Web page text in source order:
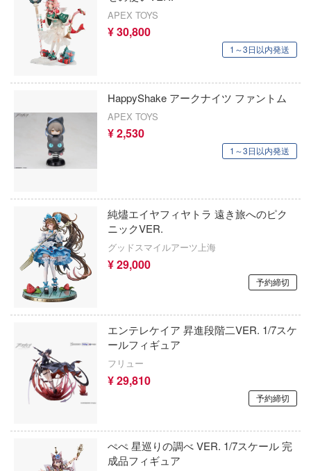
APEX TOYS
¥ 30,800
1～3日以内発送
HappyShake アークナイツ ファントム
APEX TOYS
¥ 2,530
1～3日以内発送
純燼エイヤフィヤトラ 遠き旅へのピク
ニックVER.
グッドスマイルアーツ上海
¥ 29,000
予約締切
エンテレケイア 昇進段階二VER. 1/7スケ
ールフィギュア
フリュー
¥ 29,810
予約締切
ぺぺ 星巡りの調べ VER. 1/7スケール 完
成品フィギュア
キン肉マン
キルラキル
銀河特急 ミルキー☆サブウェイ
キューティーハニー
境界戦機
GUILTY GEARシリーズ
機動警察パトレイバー
キャッツ・アイ
銀魂
CLANNAD
SSSS.DYNAZENON/GRIDMAN
ンしんちゃん
バスケ
動隊
子で割り切れない
の鬼太郎
はうさぎですか？
ちのメイドラゴン
晴らしい世界に祝福を！
デンカムイ